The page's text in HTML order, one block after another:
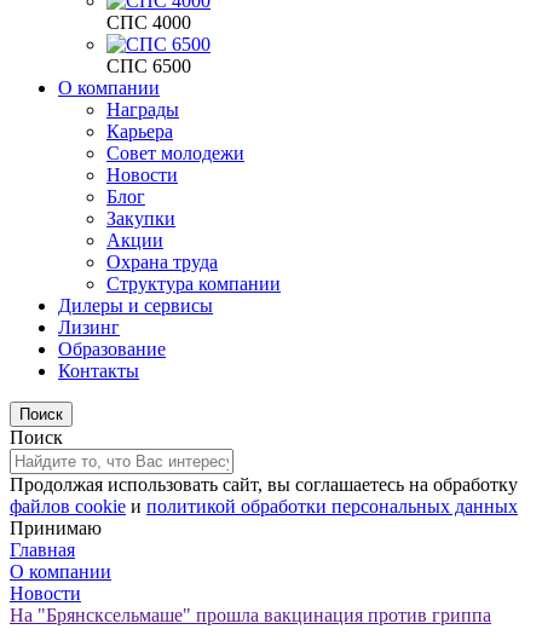
СПС 4000
СПС 6500
О компании
Награды
Карьера
Совет молодежи
Новости
Блог
Закупки
Акции
Охрана труда
Структура компании
Дилеры и сервисы
Лизинг
Образование
Контакты
Поиск
Продолжая использовать сайт, вы соглашаетесь на обработку
файлов cookie и политикой обработки персональных данных
Принимаю
Главная
О компании
Новости
На "Брянсксельмаше" прошла вакцинация против гриппа